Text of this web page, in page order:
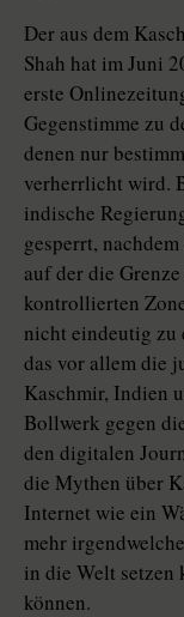
Der aus dem
Shah hat im Juni
erste
Gegenstimme zu
denen nur
verherrlicht wird.
indische
gesperrt,
auf der die
kontrollierten
nicht eindeutig zu
das vor allem die
Kaschmir, Indien
Bollwerk gegen
den digitalen
die Mythen über
Internet wie ein
mehr
in die Welt setzen
können.